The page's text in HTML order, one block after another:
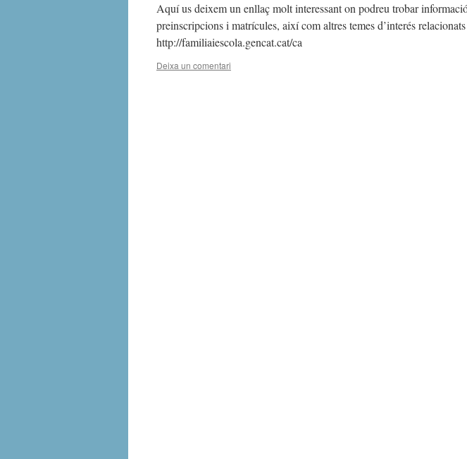
Aquí us deixem un enllaç molt interessant on podreu trobar
preinscripcions i matrícules, així com altres temes d’interés
http://familiaiescola.gencat.cat/ca
Deixa un comentari